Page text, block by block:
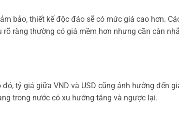
bảo, thiết kế độc đáo sẽ có mức giá cao hơn.
ràng thường có giá mềm hơn nhưng cần cân
tỷ giá giữa VND và USD cũng ảnh hưởng đến
trong nước có xu hướng tăng và ngược lại.